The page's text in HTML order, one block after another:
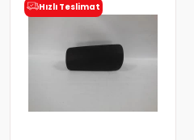
Hızlı Teslimat